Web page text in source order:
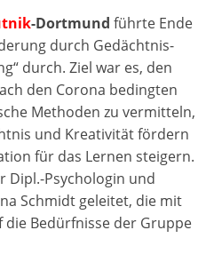
-Dortmund führte Ende
durch Gedächtnis-
durch. Ziel war es, den
den Corona bedingten
Methoden zu vermitteln,
und Kreativität fördern
für das Lernen steigern.
Dipl.-Psychologin und
Schmidt geleitet, die mit
Bedürfnisse der Gruppe